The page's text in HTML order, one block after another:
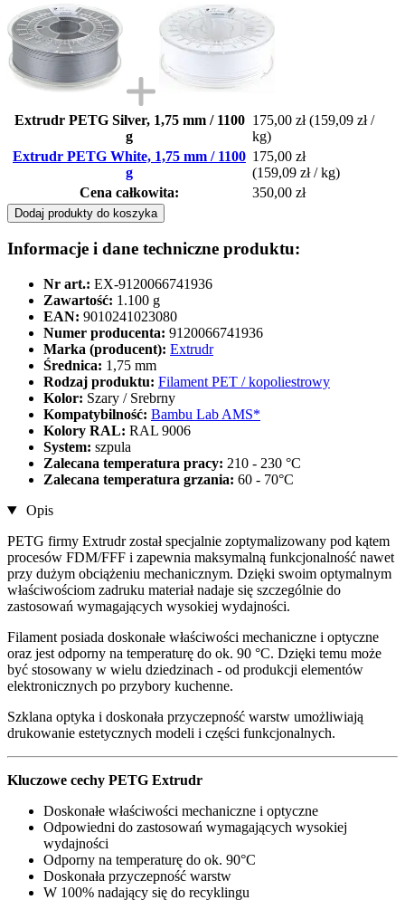
Extrudr PETG Silver, 1,75 mm / 1100
g
175,00 zł (159,09 zł /
kg)
Extrudr PETG White, 1,75 mm / 1100
g
175,00 zł
(159,09 zł / kg)
Cena całkowita:
350,00 zł
Dodaj produkty do koszyka
Informacje i dane techniczne produktu:
Nr art.: EX-9120066741936
Zawartość: 1.100 g
EAN: 9010241023080
Numer producenta: 9120066741936
Marka (producent): Extrudr
Średnica: 1,75 mm
Rodzaj produktu: Filament PET / kopoliestrowy
Kolor: Szary / Srebrny
Kompatybilność: Bambu Lab AMS*
Kolory RAL: RAL 9006
System: szpula
Zalecana temperatura pracy: 210 - 230 °C
Zalecana temperatura grzania: 60 - 70°C
Opis
PETG firmy Extrudr został specjalnie zoptymalizowany pod kątem
procesów FDM/FFF i zapewnia maksymalną funkcjonalność nawet
przy dużym obciążeniu mechanicznym. Dzięki swoim optymalnym
właściwościom zadruku materiał nadaje się szczególnie do
zastosowań wymagających wysokiej wydajności.
Filament posiada doskonałe właściwości mechaniczne i optyczne
oraz jest odporny na temperaturę do ok. 90 °C. Dzięki temu może
być stosowany w wielu dziedzinach - od produkcji elementów
elektronicznych po przybory kuchenne.
Szklana optyka i doskonała przyczepność warstw umożliwiają
drukowanie estetycznych modeli i części funkcjonalnych.
Kluczowe cechy PETG Extrudr
Doskonałe właściwości mechaniczne i optyczne
Odpowiedni do zastosowań wymagających wysokiej
wydajności
Odporny na temperaturę do ok. 90°C
Doskonała przyczepność warstw
W 100% nadający się do recyklingu